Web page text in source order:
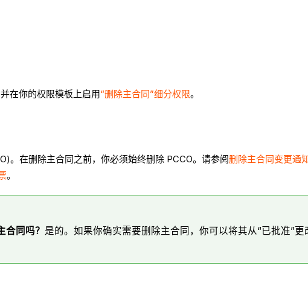
在你的权限模板上启用“删除主合同”细分权限。
。在删除主合同之前，你必须始终删除 PCCO。请参阅删除主合同变更通
。
同吗？ 是的。如果你确实需要删除主合同，你可以将其从“已批准”